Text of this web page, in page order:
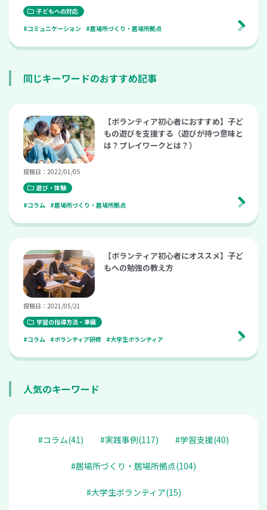
子どもへの対応
#コミュニケーション
#居場所づくり・居場所拠点
同じキーワードのおすすめ記事
【ボランティア初心者におすすめ】子ど
もの遊びを支援する（遊びが持つ意味と
は？プレイワークとは？）
投稿日：2022/01/05
遊び・体験
#コラム
#居場所づくり・居場所拠点
【ボランティア初心者にオススメ】子ど
もへの勉強の教え方
投稿日：2021/05/21
学習の指導方法・準備
#コラム
#ボランティア研修 #大学生ボランティア
人気のキーワード
#コラム(41) #実践事例(117) #学習支援(40)
#居場所づくり・居場所拠点(104)
#大学生ボランティア(15)